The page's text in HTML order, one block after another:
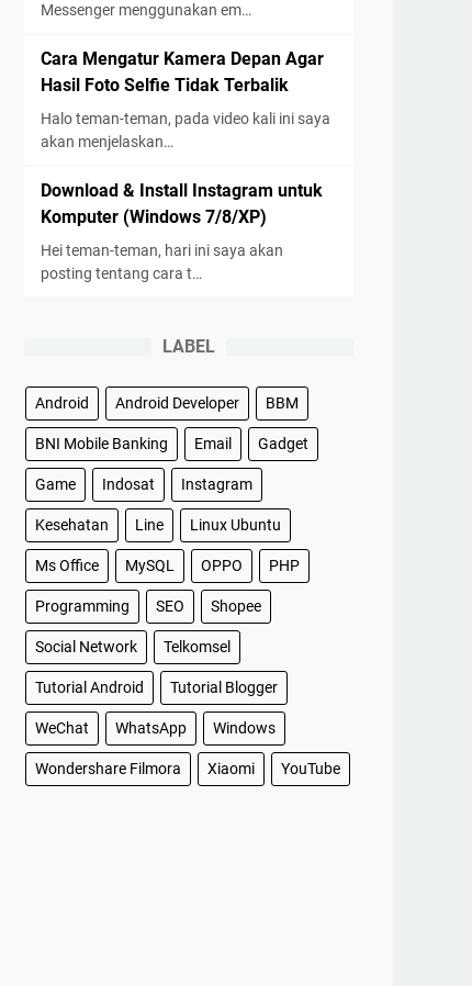
Messenger menggunakan em…
Cara Mengatur Kamera Depan Agar
Hasil Foto Selfie Tidak Terbalik
Halo teman-teman, pada video kali ini saya
akan menjelaskan…
Download & Install Instagram untuk
Komputer (Windows 7/8/XP)
Hei teman-teman, hari ini saya akan
posting tentang cara t…
LABEL
Android Android Developer BBM
BNI Mobile Banking Email Gadget
Game Indosat Instagram
Kesehatan Line Linux Ubuntu
Ms Office MySQL OPPO PHP
Programming SEO Shopee
Social Network Telkomsel
Tutorial Android Tutorial Blogger
WeChat WhatsApp Windows
Wondershare Filmora Xiaomi YouTube